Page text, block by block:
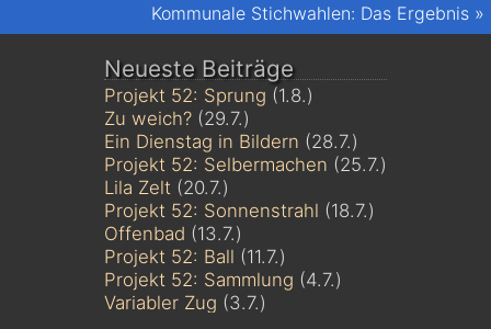
Kommunale Stichwahlen: Das Ergebnis »
Neueste Beiträge
Projekt 52: Sprung (1.8.)
Zu weich? (29.7.)
Ein Dienstag in Bildern (28.7.)
Projekt 52: Selbermachen (25.7.)
Lila Zelt (20.7.)
Projekt 52: Sonnenstrahl (18.7.)
Offenbad (13.7.)
Projekt 52: Ball (11.7.)
Projekt 52: Sammlung (4.7.)
Variabler Zug (3.7.)